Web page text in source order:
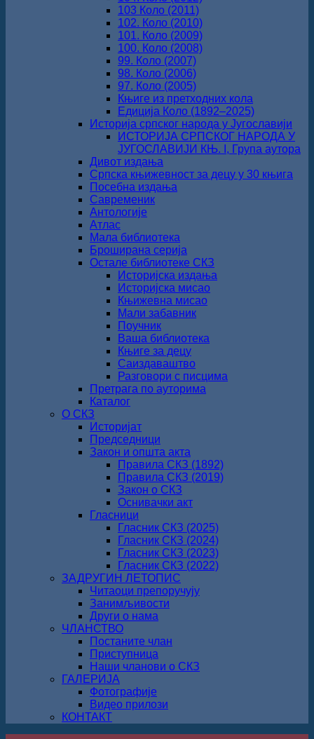
103 Коло (2011)
102. Коло (2010)
101. Коло (2009)
100. Коло (2008)
99. Коло (2007)
98. Коло (2006)
97. Коло (2005)
Књиге из претходних кола
Едиција Коло (1892‒2025)
Историја српског народа у Југославији
ИСТОРИЈА СРПСКОГ НАРОДА У
ЈУГОСЛАВИЈИ КЊ. I, Група аутора
Дивот издања
Српска књижевност за децу у 30 књига
Посебна издања
Савременик
Антологије
Атлас
Мала библиотека
Броширана серија
Остале библиотеке СКЗ
Историјска издања
Историјска мисао
Књижевна мисао
Мали забавник
Поучник
Ваша библиотека
Књиге за децу
Саиздаваштво
Разговори с писцима
Претрага по ауторима
Каталог
О СКЗ
Историјат
Председници
Закон и општа акта
Правила СКЗ (1892)
Правила СКЗ (2019)
Закон о СКЗ
Оснивачки акт
Гласници
Гласник СКЗ (2025)
Гласник СКЗ (2024)
Гласник СКЗ (2023)
Гласник СКЗ (2022)
ЗАДРУГИН ЛЕТОПИС
Читаоци препоручују
Занимљивости
Други о нама
ЧЛАНСТВО
Постаните члан
Приступница
Наши чланови о СКЗ
ГАЛЕРИЈА
Фотографије
Видео прилози
КОНТАКТ